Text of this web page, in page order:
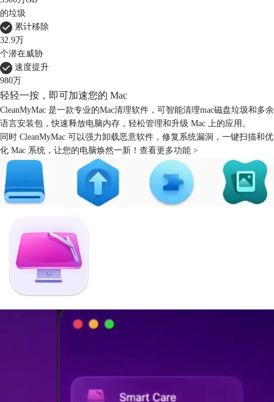
的垃圾
累计移除
32.9万
个潜在威胁
速度提升
980万
轻轻一按，即可加速您的 Mac
CleanMyMac 是一款专业的Mac清理软件，可智能清理mac磁盘垃圾和多余
语言安装包，快速释放电脑内存，轻松管理和升级 Mac 上的应用。
同时 CleanMyMac 可以强力卸载恶意软件，修复系统漏洞，一键扫描和优
化 Mac 系统，让您的电脑焕然一新！ 查看更多功能 >